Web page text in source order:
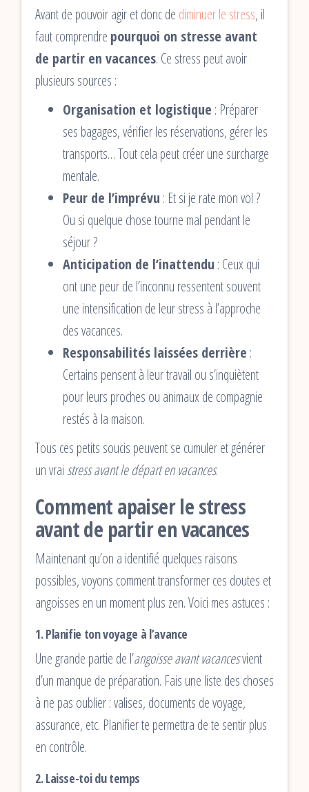
Avant de pouvoir agir et donc de diminuer le stress, il
faut comprendre pourquoi on stresse avant
de partir en vacances. Ce stress peut avoir
plusieurs sources :
Organisation et logistique : Préparer
ses bagages, vérifier les réservations, gérer les
transports… Tout cela peut créer une surcharge
mentale.
Peur de l’imprévu : Et si je rate mon vol ?
Ou si quelque chose tourne mal pendant le
séjour ?
Anticipation de l’inattendu : Ceux qui
ont une peur de l’inconnu ressentent souvent
une intensification de leur stress à l’approche
des vacances.
Responsabilités laissées derrière :
Certains pensent à leur travail ou s’inquiètent
pour leurs proches ou animaux de compagnie
restés à la maison.
Tous ces petits soucis peuvent se cumuler et générer
un vrai stress avant le départ en vacances.
Comment apaiser le stress
avant de partir en vacances
Maintenant qu’on a identifié quelques raisons
possibles, voyons comment transformer ces doutes et
angoisses en un moment plus zen. Voici mes astuces :
1.Planifie ton voyage à l’avance
Une grande partie de l’angoisse avant vacancesvient
d’un manque de préparation. Fais une liste des choses
à ne pas oublier : valises, documents de voyage,
assurance, etc. Planifier te permettra de te sentir plus
en contrôle.
2.Laisse-toi du temps